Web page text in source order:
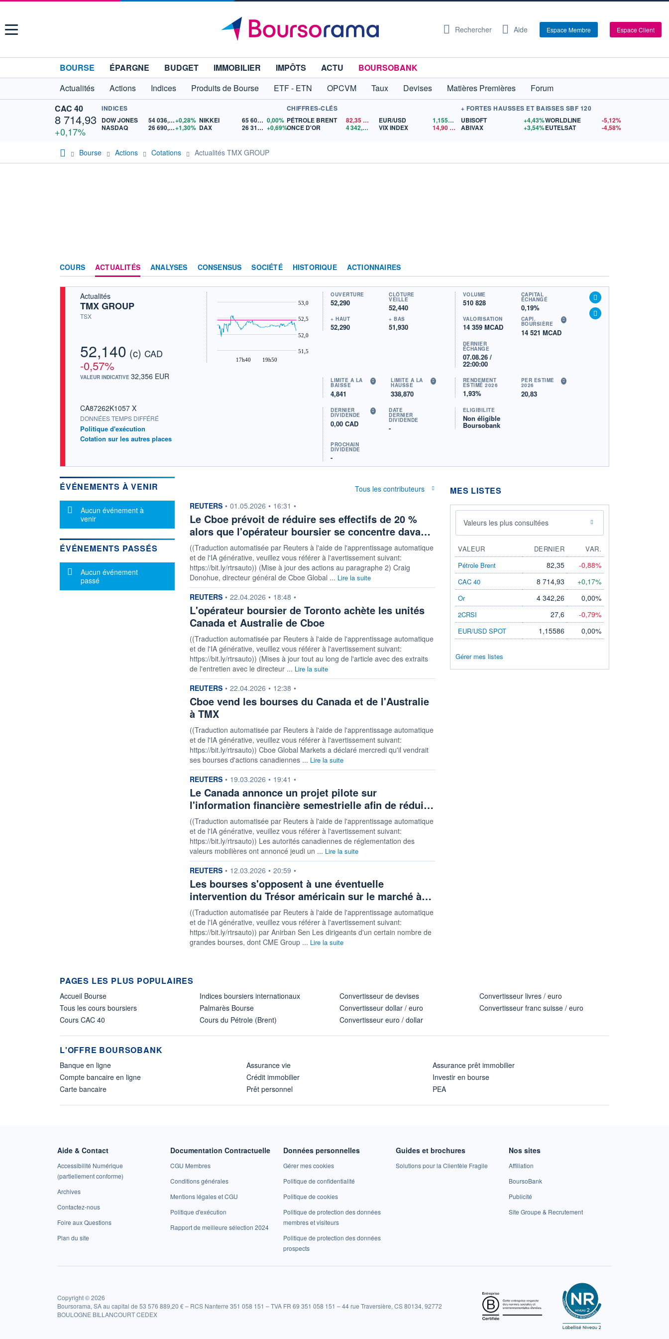
Menu Rechercher Aide Espace Membre Espace Client
BOURSE ÉPARGNE BUDGET IMMOBILIER IMPÔTS ACTU
BOURSOBANK
Actualités
Actions Indices Produits de Bourse ETF - ETN OPCVM Taux Devises Matières Premières
Forum
CAC 40
8 714,93
+0,17%
INDICES
DOW JONES
54 036,93+0,28%
NASDAQ
26 690,62+1,30%
NIKKEI 65 606,71 0,00%
DAX
26 319,45 +0,69%
CHIFFRES-CLÉS
PÉTROLE BRENT
82,35$US
ONCE D'OR
4 342,26 $US
EUR/USD 1,1559$US
VIX INDEX
14,90
+ FORTES HAUSSES ET BAISSES SBF 120
UBISOFT
+4,43%
ABIVAX
+3,54%
WORLDLINE
-5,12%
EUTELSAT
-4,58%
Bourse Actions Cotations Actualités TMX GROUP
COURS ACTUALITÉS ANALYSES CONSENSUS SOCIÉTÉ HISTORIQUE ACTIONNAIRES
Actualités
TMX GROUP
TSX
52,140 (c) CAD
-0,57%
VALEUR INDICATIVE 32,356 EUR
CA87262K1057 X
DONNÉES TEMPS DIFFÉRÉ
Politique d'exécution
Cotation sur les autres places
17h40 19h50
51,5
52,0
52,5
53,0
OUVERTURE
52,290
CLÔTURE
VEILLE
52,440
+ HAUT
52,290
+ BAS
51,930
VOLUME
510 828
CAPITAL
ÉCHANGÉ
0,19%
VALORISATION
14 359 MCAD
CAPI.
BOURSIÈRE
14 521 MCAD
DERNIER
ÉCHANGE
07.08.26 /
22:00:00
LIMITE À LA
BAISSE
4,841
LIMITE À LA
HAUSSE
338,870
RENDEMENT
ESTIMÉ 2026
1,93%
PER ESTIMÉ
2026
20,83
DERNIER
DIVIDENDE
0,00 CAD
DATE
DERNIER
DIVIDENDE
-
PROCHAIN
DIVIDENDE
-
ÉLIGIBILITÉ
Non éligible
Boursobank
ÉVÉNEMENTS À VENIR
Message d'information
Aucun événement à
venir
ÉVÉNEMENTS PASSÉS
Message d'information
Aucun événement
passé
Tous les contributeurs
information fournie par
REUTERS • 01.05.2026 • 16:31 •
Le Cboe prévoit de réduire ses effectifs de 20 %
alors que l'opérateur boursier se concentre dava…
((Traduction automatisée par Reuters à l'aide de l'apprentissage automatique
et de l'IA générative, veuillez vous référer à l'avertissement suivant:
https://bit.ly/rtrsauto)) (Mise à jour des actions au paragraphe 2) Craig
Donohue, directeur général de Cboe Global ... Lire la suite
information fournie par
REUTERS • 22.04.2026 • 18:48 •
L'opérateur boursier de Toronto achète les unités
Canada et Australie de Cboe
((Traduction automatisée par Reuters à l'aide de l'apprentissage automatique
et de l'IA générative, veuillez vous référer à l'avertissement suivant:
https://bit.ly/rtrsauto)) (Mises à jour tout au long de l'article avec des extraits
de l'entretien avec le directeur ... Lire la suite
information fournie par
REUTERS • 22.04.2026 • 12:38 •
Cboe vend les bourses du Canada et de l'Australie
à TMX
((Traduction automatisée par Reuters à l'aide de l'apprentissage automatique
et de l'IA générative, veuillez vous référer à l'avertissement suivant:
https://bit.ly/rtrsauto)) Cboe Global Markets a déclaré mercredi qu'il vendrait
ses bourses d'actions canadiennes ... Lire la suite
information fournie par
REUTERS • 19.03.2026 • 19:41 •
Le Canada annonce un projet pilote sur
l'information financière semestrielle afin de rédui…
((Traduction automatisée par Reuters à l'aide de l'apprentissage automatique
et de l'IA générative, veuillez vous référer à l'avertissement suivant:
https://bit.ly/rtrsauto)) Les autorités canadiennes de réglementation des
valeurs mobilières ont annoncé jeudi un ... Lire la suite
information fournie par
REUTERS • 12.03.2026 • 20:59 •
Les bourses s'opposent à une éventuelle
intervention du Trésor américain sur le marché à…
((Traduction automatisée par Reuters à l'aide de l'apprentissage automatique
et de l'IA générative, veuillez vous référer à l'avertissement suivant:
https://bit.ly/rtrsauto)) par Anirban Sen Les dirigeants d'un certain nombre de
grandes bourses, dont CME Group ... Lire la suite
MES LISTES
Valeurs les plus consultées
VALEUR DERNIER
VAR.
Pétrole Brent
82,35 -0,88%
CAC 40 8 714,93 +0,17%
Or 4 342,26 0,00%
2CRSI 27,6 -0,79%
EUR/USD SPOT 1,15586 0,00%
Gérer mes listes
PAGES LES PLUS POPULAIRES
Accueil Bourse
Tous les cours boursiers
Cours CAC 40
Indices boursiers internationaux
Palmarès Bourse
Cours du Pétrole (Brent)
Convertisseur de devises
Convertisseur dollar / euro
Convertisseur euro / dollar
Convertisseur livres / euro
Convertisseur franc suisse / euro
L'OFFRE BOURSOBANK
Banque en ligne
Compte bancaire en ligne
Carte bancaire
Assurance vie
Crédit immobilier
Prêt personnel
Assurance prêt immobilier
Investir en bourse
PEA
Aide & Contact
Accessibilité Numérique
(partiellement conforme)
Archives
Contactez-nous
Foire aux Questions
Plan du site
Documentation Contractuelle
CGU Membres
Conditions générales
Mentions légales et CGU
Politique d'exécution
Rapport de meilleure sélection 2024
Données personnelles
Gérer mes cookies
Politique de confidentialité
Politique de cookies
Politique de protection des données
membres et visiteurs
Politique de protection des données
prospects
Guides et brochures
Solutions pour la Clientèle Fragile
Nos sites
Affiliation
BoursoBank
Publicité
Site Groupe & Recrutement
Copyright © 2026
Boursorama, SA au capital de 53 576 889,20 € – RCS Nanterre 351 058 151 – TVA FR 69 351 058 151 – 44 rue Traversière, CS 80134, 92772
BOULOGNE BILLANCOURT CEDEX